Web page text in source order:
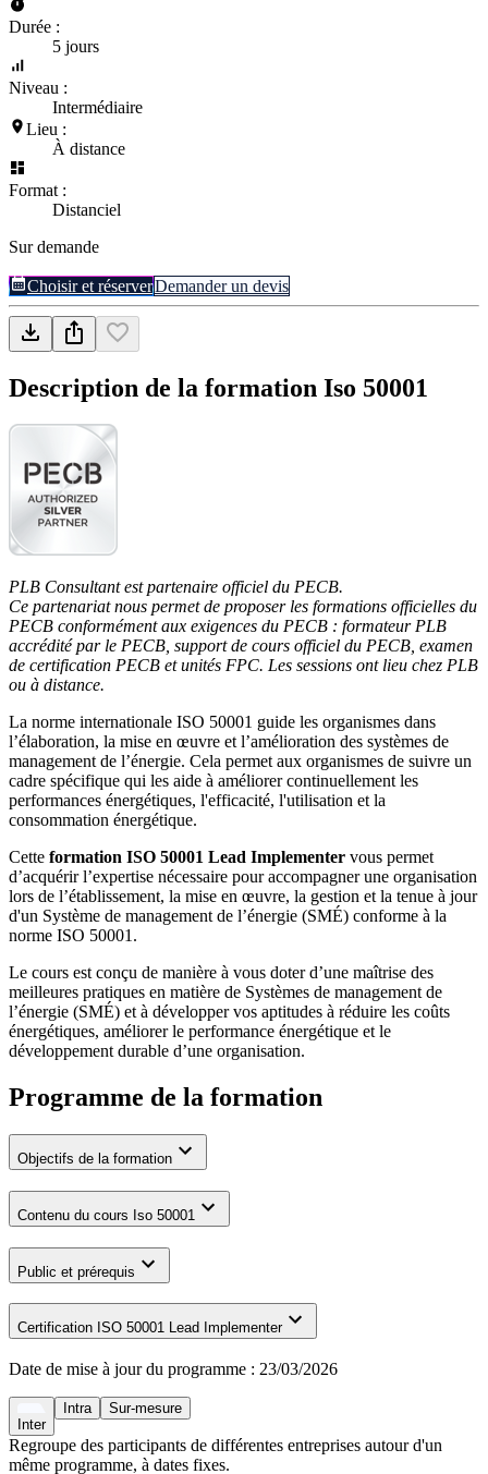
Durée :
5 jours
Niveau :
Intermédiaire
Lieu :
À distance
Format :
Distanciel
Sur demande
Choisir et réserverDemander un devis
Description de la formation Iso 50001
PLB Consultant est partenaire officiel du PECB.
Ce partenariat nous permet de proposer les formations officielles du
PECB conformément aux exigences du PECB : formateur PLB
accrédité par le PECB, support de cours officiel du PECB, examen
de certification PECB et unités FPC. Les sessions ont lieu chez PLB
ou à distance.
La norme internationale ISO 50001 guide les organismes dans
l’élaboration, la mise en œuvre et l’amélioration des systèmes de
management de l’énergie. Cela permet aux organismes de suivre un
cadre spécifique qui les aide à améliorer continuellement les
performances énergétiques, l'efficacité, l'utilisation et la
consommation énergétique.
Cette formation ISO 50001 Lead Implementer vous permet
d’acquérir l’expertise nécessaire pour accompagner une organisation
lors de l’établissement, la mise en œuvre, la gestion et la tenue à jour
d'un Système de management de l’énergie (SMÉ) conforme à la
norme ISO 50001.
Le cours est conçu de manière à vous doter d’une maîtrise des
meilleures pratiques en matière de Systèmes de management de
l’énergie (SMÉ) et à développer vos aptitudes à réduire les coûts
énergétiques, améliorer le performance énergétique et le
développement durable d’une organisation.
Programme de la formation
Objectifs de la formation
Contenu du cours Iso 50001
Public et prérequis
Certification ISO 50001 Lead Implementer
Date de mise à jour du programme : 23/03/2026
Inter
Intra Sur-mesure
Regroupe des participants de différentes entreprises autour d'un
même programme, à dates fixes.